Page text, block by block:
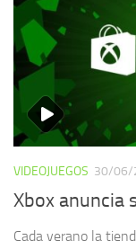
VIDEOJUEGOS 30/06/
Xbox anuncia
Cada verano la